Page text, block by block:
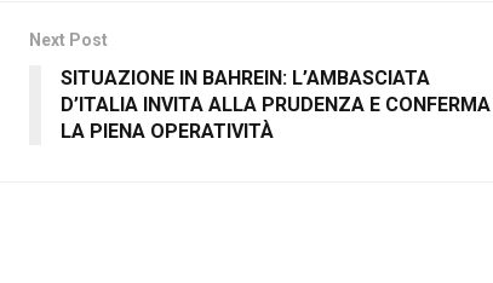
Next Post
SITUAZIONE IN BAHREIN: L’AMBASCIATA
D’ITALIA INVITA ALLA PRUDENZA E CONFERMA
LA PIENA OPERATIVITÀ